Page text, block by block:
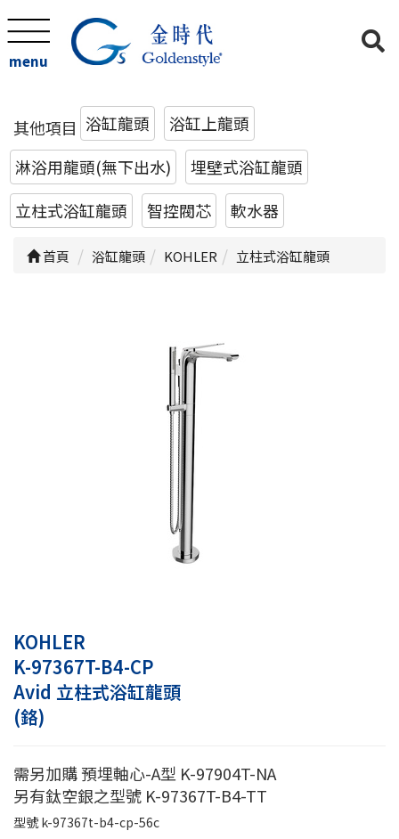
menu
其他項目 浴缸龍頭
浴缸上龍頭
淋浴用龍頭(無下出水)
埋壁式浴缸龍頭
立柱式浴缸龍頭
智控閥芯 軟水器
首頁 浴缸龍頭 KOHLER 立柱式浴缸龍頭
KOHLER
K-97367T-B4-CP
Avid 立柱式浴缸龍頭
(鉻)
需另加購 預埋軸心-A型 K-97904T-NA
另有鈦空銀之型號 K-97367T-B4-TT
型號k-97367t-b4-cp-56c